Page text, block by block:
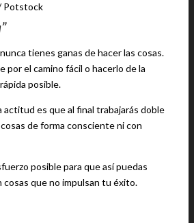
Shutterstock / Potstock
tienes ganas de hacer las cosas.
por el camino fácil o hacerlo de la
posible.
actitud es que al final trabajarás doble
de forma consciente ni con
posible para que así puedas
que no impulsan tu éxito.